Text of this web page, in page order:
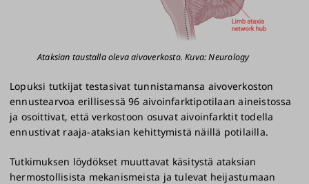
Ataksian taustalla oleva aivoverkosto. Kuva: Neurology
Lopuksi tutkijat testasivat tunnistamansa aivoverkoston
ennustearvoa erillisessä 96 aivoinfarktipotilaan aineistossa
ja osoittivat, että verkostoon osuvat aivoinfarktit todella
ennustivat raaja-ataksian kehittymistä näillä potilailla.
Tutkimuksen löydökset muuttavat käsitystä ataksian
hermostollisista mekanismeista ja tulevat heijastumaan